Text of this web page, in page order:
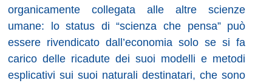
organicamente collegata alle altre scienze
umane: lo status di “scienza che pensa” può
essere rivendicato dall’economia solo se si fa
carico delle ricadute dei suoi modelli e metodi
esplicativi sui suoi naturali destinatari, che sono